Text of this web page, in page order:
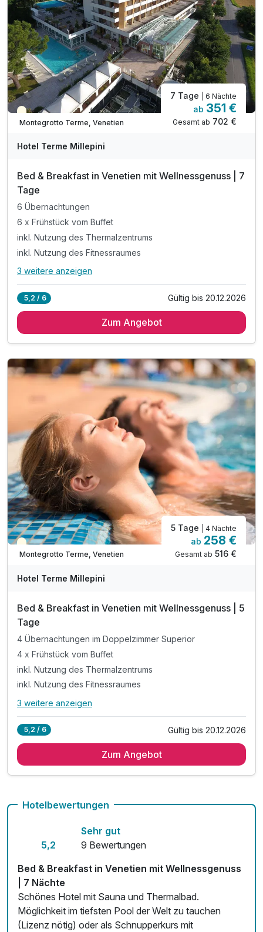
Teilweise ausgelastet
Montegrotto Terme, Venetien
7 Tage | 6 Nächte
ab 351 €
Gesamt ab 702 €
Hotel Terme Millepini
Bed & Breakfast in Venetien mit Wellnessgenuss | 7
Tage
6 Übernachtungen
6 x Frühstück vom Buffet
inkl. Nutzung des Thermalzentrums
inkl. Nutzung des Fitnessraumes
Alle Inklusivleistungen
6 x Frühstück vom Buffet
inkl. Bademantel & Handtuch
inkl. Unterhaltungsprogramm
3 weitere anzeigen
5,2 / 6 Gültig bis 20.12.2026
Zum Angebot
Teilweise ausgelastet
Montegrotto Terme, Venetien
5 Tage | 4 Nächte
ab 258 €
Gesamt ab 516 €
Hotel Terme Millepini
Bed & Breakfast in Venetien mit Wellnessgenuss | 5
Tage
4 Übernachtungen im Doppelzimmer Superior
4 x Frühstück vom Buffet
inkl. Nutzung des Thermalzentrums
inkl. Nutzung des Fitnessraumes
Alle Inklusivleistungen
4 x Frühstück vom Buffet
inkl. Bademantel & Handtuch
inkl. W-Lan Nutzung
3 weitere anzeigen
5,2 / 6 Gültig bis 20.12.2026
Zum Angebot
Hotelbewertungen
5,2
Sehr gut
9 Bewertungen
Bed & Breakfast in Venetien mit Wellnessgenuss
| 7 Nächte
Schönes Hotel mit Sauna und Thermalbad.
Möglichkeit im tiefsten Pool der Welt zu tauchen
(Lizenz nötig) oder als Schnupperkurs mit